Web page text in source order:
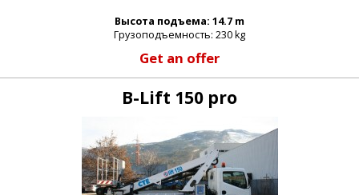
Высота подъема: 14.7 m
Грузоподъемность: 230 kg
Get an offer
B-Lift 150 pro